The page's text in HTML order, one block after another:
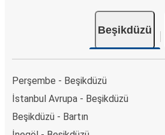
Beşikdüzü
Perşembe - Beşikdüzü
İstanbul Avrupa - Beşikdüzü
Beşikdüzü - Bartın